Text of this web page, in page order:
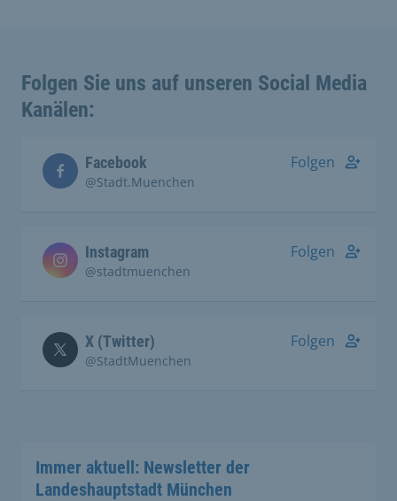
Folgen Sie uns auf unseren Social Media
Kanälen:
Facebook
@Stadt.Muenchen
Folgen
Instagram
@stadtmuenchen
Folgen
X (Twitter)
@StadtMuenchen
Folgen
Immer aktuell: Newsletter der
Landeshauptstadt München